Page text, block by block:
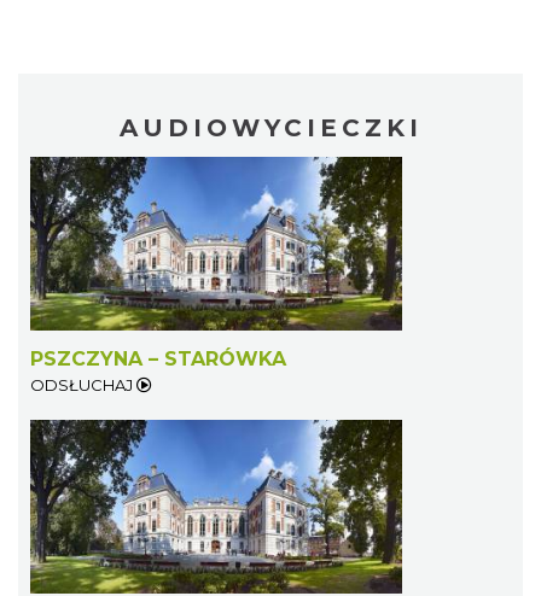
AUDIOWYCIECZKI
PSZCZYNA – STARÓWKA
ODSŁUCHAJ